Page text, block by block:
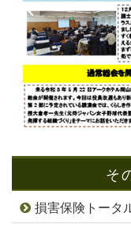
そ
損害保険トータ